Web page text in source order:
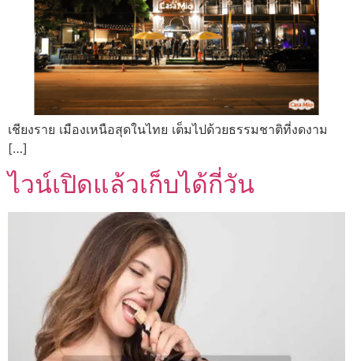
เชียงราย เมืองเหนือสุดในไทย เต็มไปด้วยธรรมชาติที่งดงาม
[…]
ไวน์เปิดแล้วเก็บได้กี่วัน